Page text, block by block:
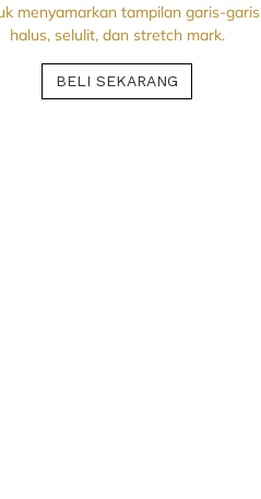
menyamarkan tampilan garis-garis
halus, selulit, dan stretch mark.
BELI SEKARANG